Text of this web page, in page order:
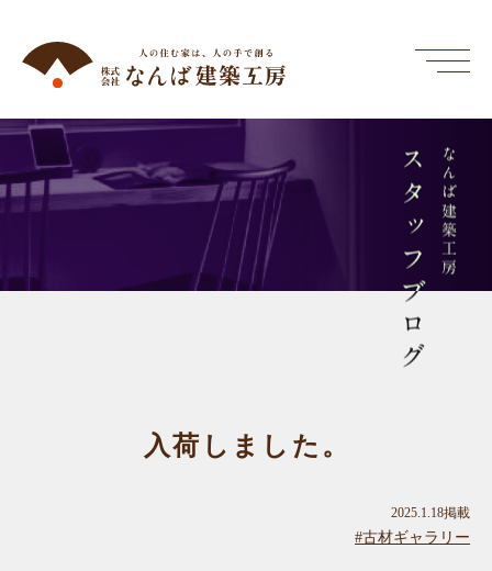
なんば建築工房
スタッフブログ
入荷しました。
2025.1.18掲載
#古材ギャラリー